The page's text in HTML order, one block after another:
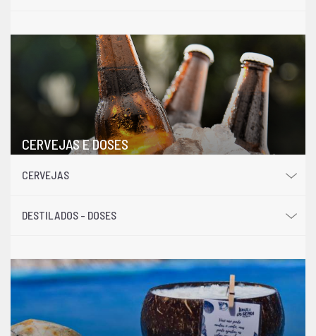
CERVEJAS E DOSES
CERVEJAS
DESTILADOS - DOSES